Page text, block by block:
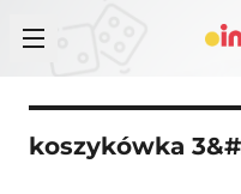
koszykówka